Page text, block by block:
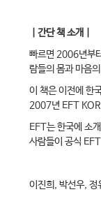
｜간단 책 소개｜
빠르면 2006년부
람들의 몸과 마음
이 책은 이전에 한
2007년 EFT
EFT는 한국에 소
사람들이 공식
이진희, 박선우, 정